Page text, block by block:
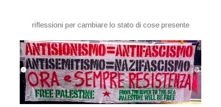
contenutoriflessioni per cambiare lo stato di cose presente